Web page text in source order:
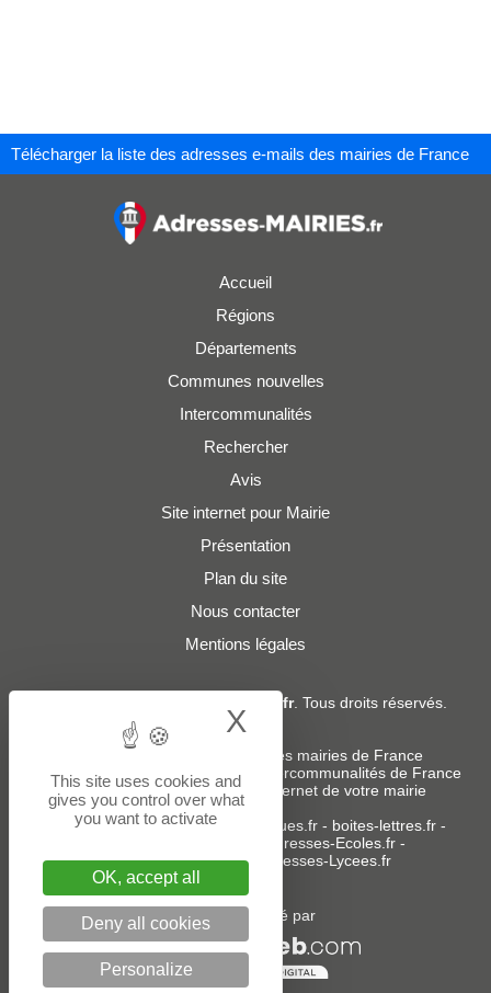
Télécharger la liste des adresses e-mails des mairies de France
Accueil
Régions
Départements
Communes nouvelles
Intercommunalités
Rechercher
Avis
Site internet pour Mairie
Présentation
Plan du site
Nous contacter
Mentions légales
Adresses-Mairies.fr. Tous droits réservés.
Services :
Liste des adresses e-mails des mairies de France
Liste des adresses e-mails des intercommunalités de France
-Création ou refonte du site internet de votre mairie
Sites partenaires:donneespubliques.fr- boites-lettres.fr-
Adresses-Ecoles.fr -
Adresses-Colleges.fr- Adresses-Lycees.fr
Un service édité par
This site uses cookies and
gives you control over what
you want to activate
OK, accept all
Deny all cookies
Personalize
X